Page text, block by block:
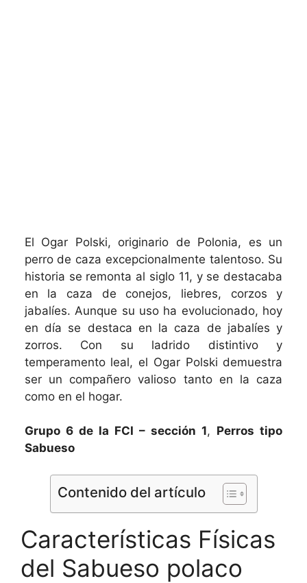
El Ogar Polski, originario de Polonia, es un
perro de caza excepcionalmente talentoso. Su
historia se remonta al siglo 11, y se destacaba
en la caza de conejos, liebres, corzos y
jabalíes. Aunque su uso ha evolucionado, hoy
en día se destaca en la caza de jabalíes y
zorros. Con su ladrido distintivo y
temperamento leal, el Ogar Polski demuestra
ser un compañero valioso tanto en la caza
como en el hogar.
Grupo 6 de la FCI – sección 1, Perros tipo
Sabueso
Contenido del artículo
Características Físicas
del Sabueso polaco